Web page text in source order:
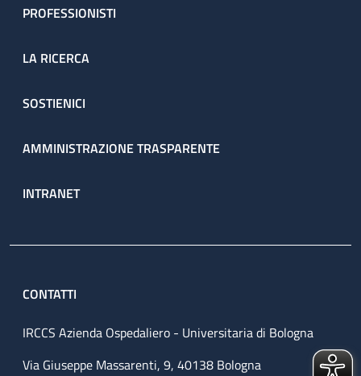
PROFESSIONISTI
LA RICERCA
SOSTIENICI
AMMINISTRAZIONE TRASPARENTE
INTRANET
CONTATTI
IRCCS Azienda Ospedaliero - Universitaria di Bologna
Via Giuseppe Massarenti, 9, 40138 Bologna